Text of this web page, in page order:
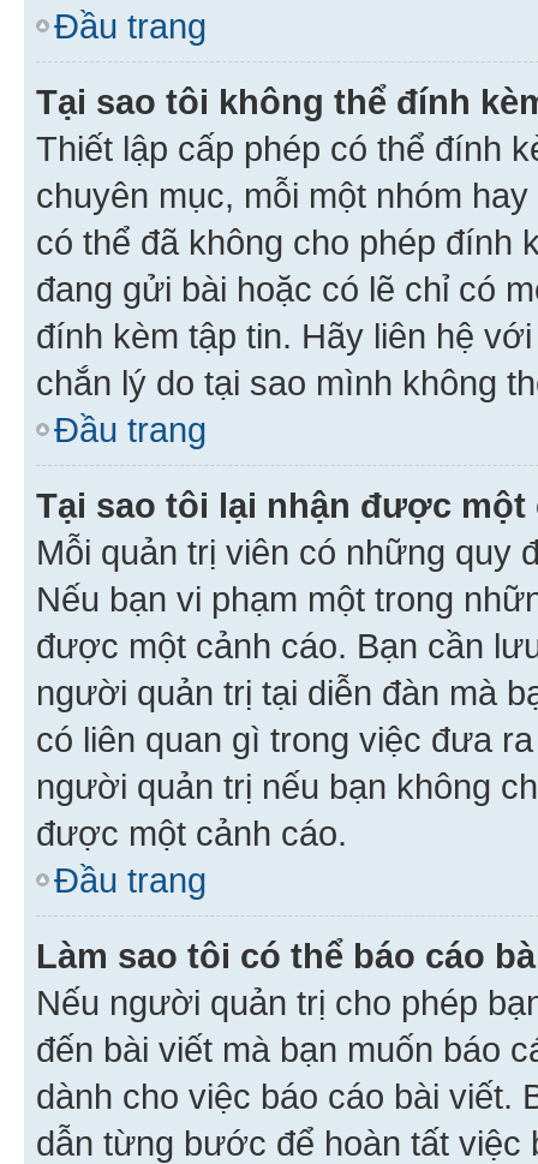
Đầu trang
Tại sao tôi không thể đính
Thiết lập cấp phép có thể đính
chuyên mục, mỗi một nhóm
có thể đã không cho phép đính
đang gửi bài hoặc có lẽ chỉ có
đính kèm tập tin. Hãy liên hệ
chắn lý do tại sao mình không
Đầu trang
Tại sao tôi lại nhận được một
Mỗi quản trị viên có những quy
Nếu bạn vi phạm một trong
được một cảnh cáo. Bạn cần
người quản trị tại diễn đàn mà
có liên quan gì trong việc đưa
người quản trị nếu bạn không
được một cảnh cáo.
Đầu trang
Làm sao tôi có thể báo cáo
Nếu người quản trị cho phép
đến bài viết mà bạn muốn báo
dành cho việc báo cáo bài viết.
dẫn từng bước để hoàn tất việc